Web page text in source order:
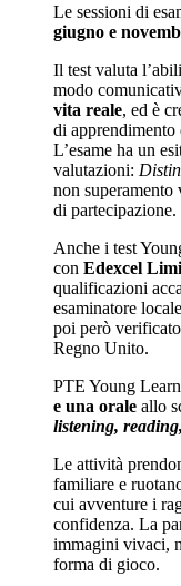
Le sessioni di
giugno e
Il test valuta
modo
vita reale, ed è
di apprendimento
L’esame ha un
valutazioni:
non superamento
di partecipazione.
Anche i test
con Edexcel
qualificazioni
esaminatore
poi però
Regno Unito.
PTE Young
e una orale allo
listening,
Le attività
familiare e
cui avventure i
confidenza. La
immagini vivaci,
forma di gioco.